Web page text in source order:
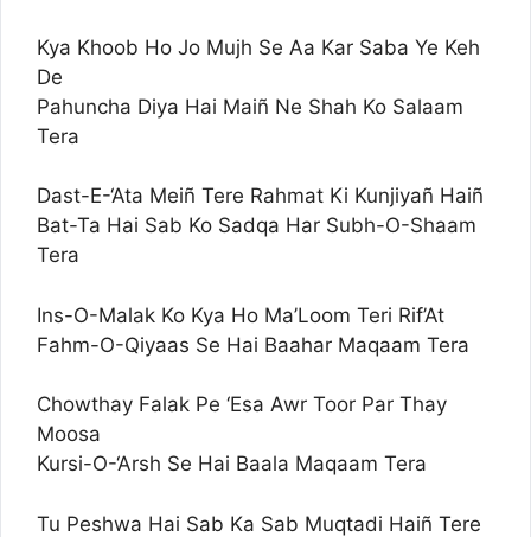
Kya Khoob Ho Jo Mujh Se Aa Kar Saba Ye Keh
De
Pahuncha Diya Hai Maiñ Ne Shah Ko Salaam
Tera
Dast-E-‘Ata Meiñ Tere Rahmat Ki Kunjiyañ Haiñ
Bat-Ta Hai Sab Ko Sadqa Har Subh-O-Shaam
Tera
Ins-O-Malak Ko Kya Ho Ma’Loom Teri Rif’At
Fahm-O-Qiyaas Se Hai Baahar Maqaam Tera
Chowthay Falak Pe ‘Esa Awr Toor Par Thay
Moosa
Kursi-O-‘Arsh Se Hai Baala Maqaam Tera
Tu Peshwa Hai Sab Ka Sab Muqtadi Haiñ Tere